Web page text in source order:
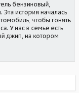
бензиновый,
история началась
чтобы гонять
У нас в семье есть
джип, на котором